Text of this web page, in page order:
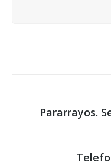
entre
Pararrayos.